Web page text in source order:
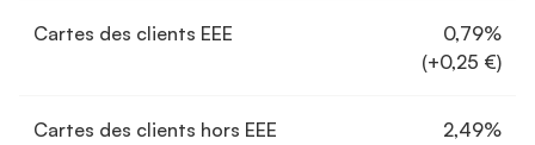
Cartes des clients EEE
0,79%
(+0,25 €)
Cartes des clients hors EEE
2,49%